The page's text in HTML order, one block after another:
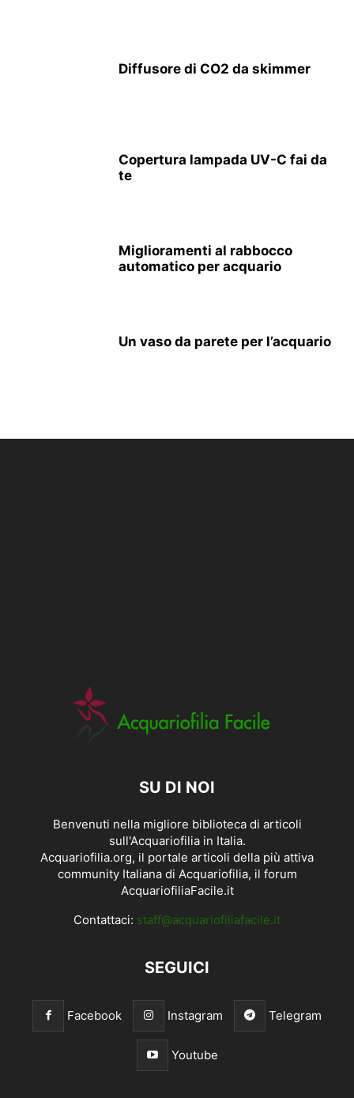
Diffusore di CO2 da skimmer
Copertura lampada UV-C fai da
te
Miglioramenti al rabbocco
automatico per acquario
Un vaso da parete per l’acquario
SU DI NOI
Benvenuti nella migliore biblioteca di articoli
sull'Acquariofilia in Italia.
Acquariofilia.org, il portale articoli della più attiva
community Italiana di Acquariofilia, il forum
AcquariofiliaFacile.it
Contattaci: staff@acquariofiliafacile.it
SEGUICI
Facebook Instagram Telegram
Youtube